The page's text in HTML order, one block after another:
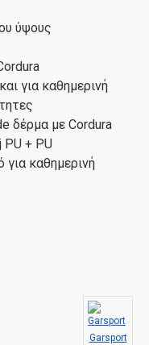
ύψους
για καθημερινή
δέρμα με Cordura
PU + PU
για καθημερινή
Garsport